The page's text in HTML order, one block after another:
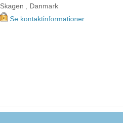
Skagen , Danmark
Se kontaktinformationer